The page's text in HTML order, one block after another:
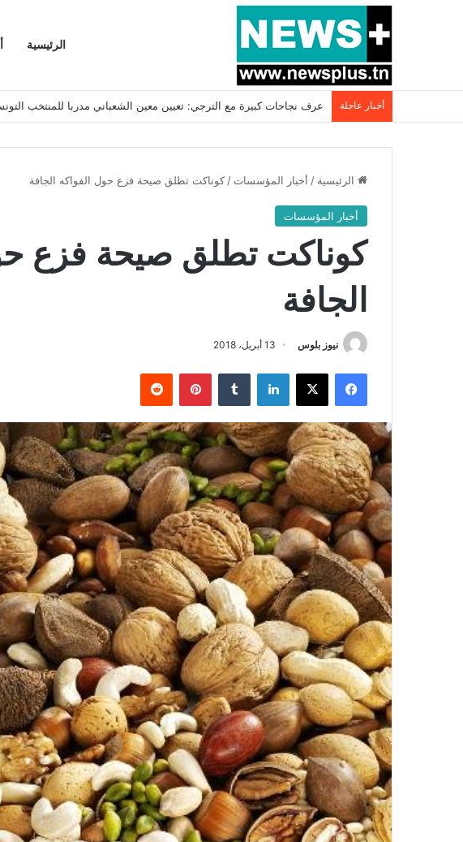
الرئيسية
أخبار عاجلة بسبب المرزوقي وبتكليف من سعيّد: الخارجية تستدعي السفيرة الفرنسية
الرئيسية / أخبار المؤسسات / كوناكت تطلق صيحة فزع حول الفواكه الجافة
أخبار المؤسسات
كوناكت تطلق صيحة فزع
الجافة
نيوز بلوس 13 أبريل، 2018
فيسبوك X لينكدإن بينتيريست